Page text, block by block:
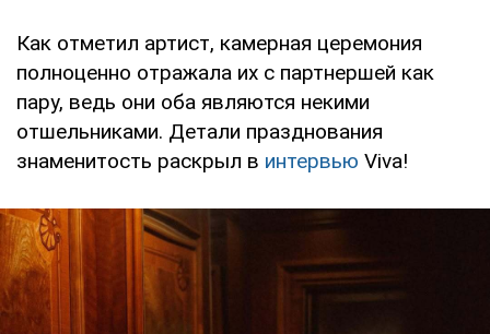
Как отметил артист, камерная церемония
полноценно отражала их с партнершей как
пару, ведь они оба являются некими
отшельниками. Детали празднования
знаменитость раскрыл в интервью Viva!